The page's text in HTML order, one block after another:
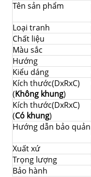
Tên sản phẩm
Loại tranh
Chất liệu
Màu sắc
Hướng
Kiểu dáng
Kích thước(DxRxC)
(Không khung)
Kích thước(DxRxC)
(Có khung)
Hướng dẫn bảo quản
Xuất xứ
Trọng lượng
Bảo hành